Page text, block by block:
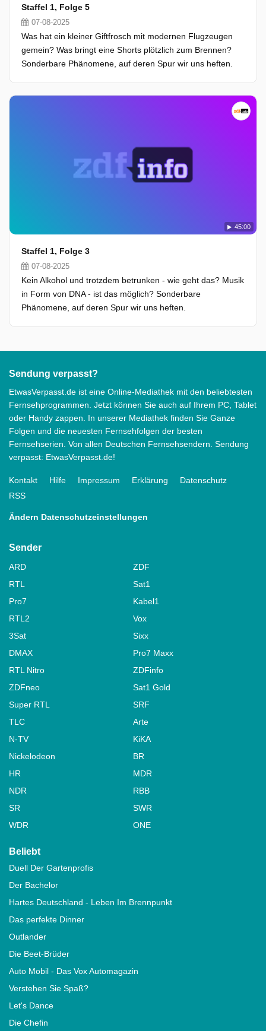
Staffel 1, Folge 5
07-08-2025
Was hat ein kleiner Giftfrosch mit modernen Flugzeugen
gemein? Was bringt eine Shorts plötzlich zum Brennen?
Sonderbare Phänomene, auf deren Spur wir uns heften.
45:00
Staffel 1, Folge 3
07-08-2025
Kein Alkohol und trotzdem betrunken - wie geht das? Musik
in Form von DNA - ist das möglich? Sonderbare
Phänomene, auf deren Spur wir uns heften.
Sendung verpasst?
EtwasVerpasst.de ist eine Online-Mediathek mit den beliebtesten
Fernsehprogrammen. Jetzt können Sie auch auf Ihrem PC, Tablet
oder Handy zappen. In unserer Mediathek finden Sie Ganze
Folgen und die neuesten Fernsehfolgen der besten
Fernsehserien. Von allen Deutschen Fernsehsendern. Sendung
verpasst: EtwasVerpasst.de!
Kontakt Hilfe Impressum Erklärung
Datenschutz
RSS
Ändern Datenschutzeinstellungen
Sender
ARD
ZDF
RTL
Sat1
Pro7
Kabel1
RTL2
Vox
3Sat
Sixx
DMAX
Pro7 Maxx
RTL Nitro
ZDFinfo
ZDFneo
Sat1 Gold
Super RTL
SRF
TLC
Arte
N-TV
KiKA
Nickelodeon
BR
HR
MDR
NDR
RBB
SR
SWR
WDR
ONE
Beliebt
Duell Der Gartenprofis
Der Bachelor
Hartes Deutschland - Leben Im Brennpunkt
Das perfekte Dinner
Outlander
Die Beet-Brüder
Auto Mobil - Das Vox Automagazin
Verstehen Sie Spaß?
Let's Dance
Die Chefin